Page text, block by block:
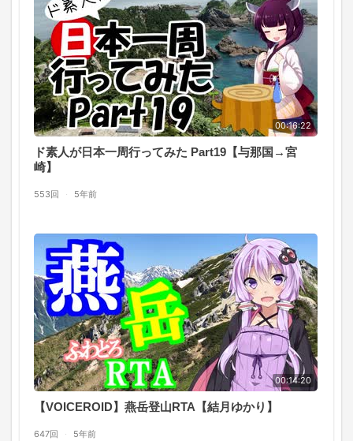
00:16:22
ド素人が日本一周行ってみた Part19【与那国→宮
崎】
553回 · 5年前
00:14:20
【VOICEROID】燕岳登山RTA【結月ゆかり】
647回 · 5年前